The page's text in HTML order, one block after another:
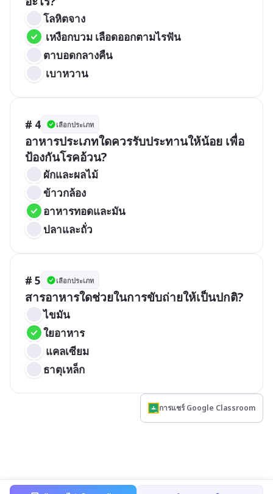
โลหิตจาง
เหงือกบวม เลือดออกตามไรฟัน
ตาบอดกลางคืน
เบาหวาน
# 4 เลือกประเภท
อาหารประเภทใดควรรับประทานให้น้อย เพื่อ
ป้องกันโรคอ้วน?
ผักและผลไม้
ข้าวกล้อง
อาหารทอดและมัน
ปลาและถั่ว
# 5 เลือกประเภท
สารอาหารใดช่วยในการขับถ่ายให้เป็นปกติ?
ไขมัน
ใยอาหาร
แคลเซียม
ธาตุเหล็ก
การแชร์ Google Classroom